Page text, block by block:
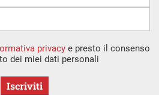
privacy e presto il consenso
dei miei dati personali
Iscriviti